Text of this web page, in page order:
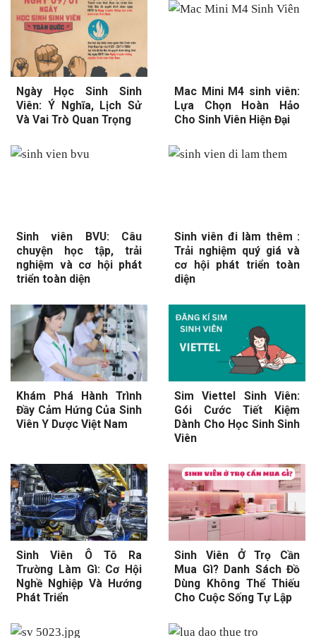
Ngày Học Sinh Sinh
Viên: Ý Nghĩa, Lịch Sử
Và Vai Trò Quan Trọng
Mac Mini M4 sinh viên:
Lựa Chọn Hoàn Hảo
Cho Sinh Viên Hiện Đại
Sinh viên BVU: Câu
chuyện học tập, trải
nghiệm và cơ hội phát
triển toàn diện
Sinh viên đi làm thêm :
Trải nghiệm quý giá và
cơ hội phát triển toàn
diện
Khám Phá Hành Trình
Đầy Cảm Hứng Của Sinh
Viên Y Dược Việt Nam
Sim Viettel Sinh Viên:
Gói Cước Tiết Kiệm
Dành Cho Học Sinh Sinh
Viên
Sinh Viên Ô Tô Ra
Trường Làm Gì: Cơ Hội
Nghề Nghiệp Và Hướng
Phát Triển
Sinh Viên Ở Trọ Cần
Mua Gì? Danh Sách Đồ
Dùng Không Thể Thiếu
Cho Cuộc Sống Tự Lập